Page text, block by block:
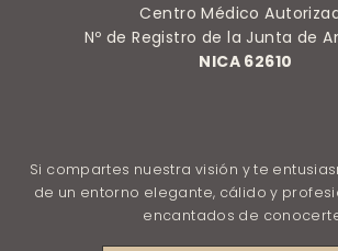
Centro Médico
Nº de Registro de la Junta de
NICA 62610
Si compartes nuestra visión y te
de un entorno elegante, cálido y
encantados de